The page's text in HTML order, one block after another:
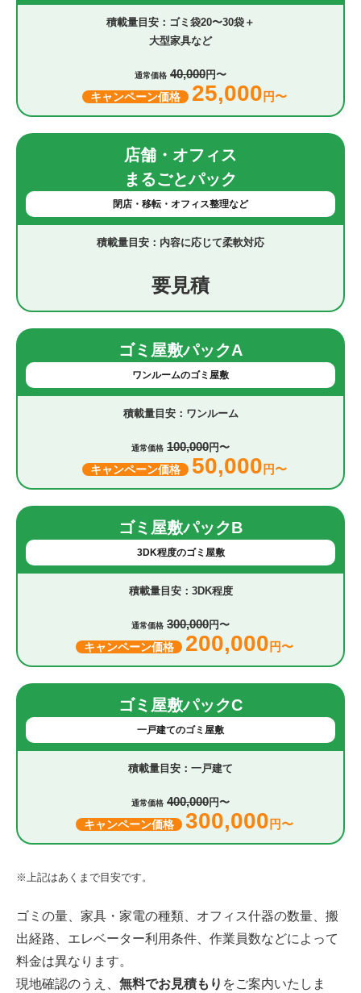
ゴミ袋20〜30袋＋
大型家具など
通常価格 40,000円〜
キャンペーン価格 25,000 円〜
店舗・オフィス
まるごとパック
閉店・移転・オフィス整理など
内容に応じて柔軟対応
要見積
ゴミ屋敷パックA
ワンルームのゴミ屋敷
ワンルーム
通常価格 100,000円〜
キャンペーン価格 50,000 円〜
ゴミ屋敷パックB
3DK程度のゴミ屋敷
3DK程度
通常価格 300,000円〜
キャンペーン価格 200,000 円〜
ゴミ屋敷パックC
一戸建てのゴミ屋敷
一戸建て
通常価格 400,000円〜
キャンペーン価格 300,000 円〜
※上記はあくまで目安です。
ゴミの量、家具・家電の種類、オフィス什器の数量、搬
出経路、エレベーター利用条件、作業員数などによって
料金は異なります。
現地確認のうえ、 無料でお見積もり をご案内いたしま